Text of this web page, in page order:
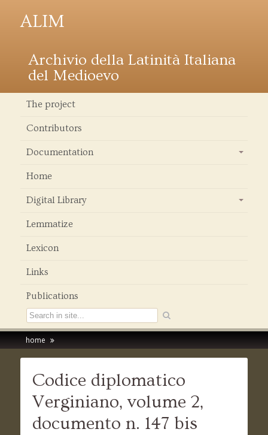
ALIM
Archivio della Latinità Italiana
del Medioevo
The project
Contributors
Documentation
Home
Digital Library
Lemmatize
Lexicon
Links
Publications
home
Codice diplomatico
Verginiano, volume 2,
documento n. 147 bis